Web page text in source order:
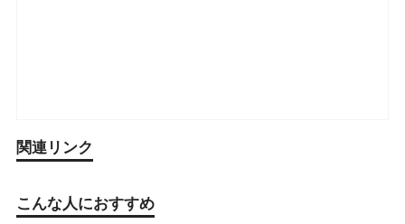
関連リンク
こんな人におすすめ